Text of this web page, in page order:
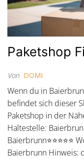
Paketshop
Von DOMI
Wenn du in
befindet sich dieser
Paketshop in der
Haltestelle:
Baierbrunn⭐⭐⭐⭐⭐
Baierbrunn Hinweis: